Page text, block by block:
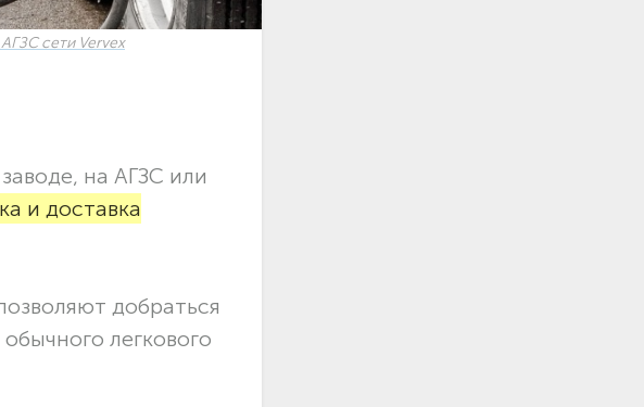
сети Vervex
на АГЗС или
и доставка
добраться
легкового